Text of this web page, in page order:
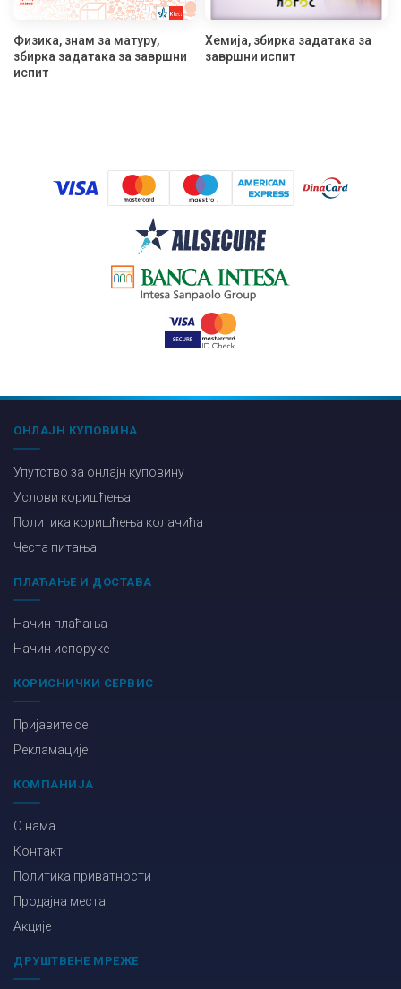
Физика, знам за матуру,
збирка задатака за завршни
испит
Хемија, збирка задатака за
завршни испит
ОНЛАЈН КУПОВИНА
Упутство за онлајн куповину
Услови коришћења
Политика коришћења колачића
Честа питања
ПЛАЋАЊЕ И ДОСТАВА
Начин плаћања
Начин испоруке
КОРИСНИЧКИ СЕРВИС
Пријавите се
Рекламације
КОМПАНИЈА
О нама
Контакт
Политика приватности
Продајна места
Акције
ДРУШТВЕНЕ МРЕЖЕ